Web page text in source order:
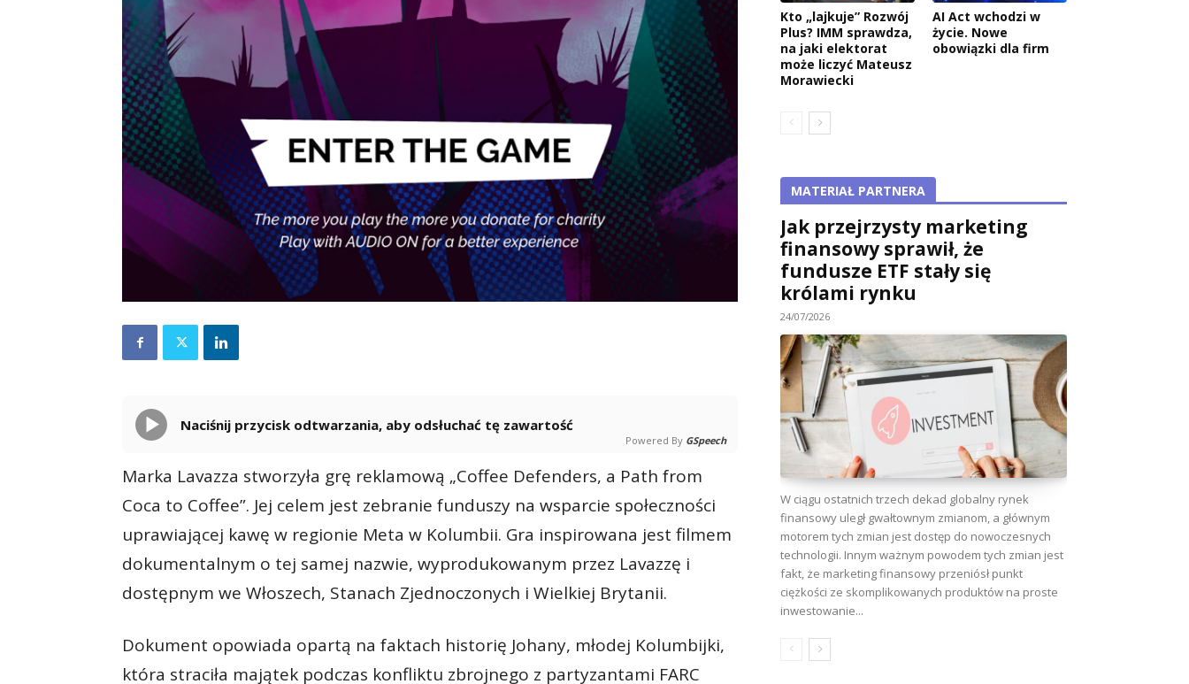
Naciśnij przycisk odtwarzania, aby odsłuchać tę zawartość
Powered By GSpeech
Marka Lavazza stworzyła grę reklamową „Coffee Defenders, a Path from
Coca to Coffee”. Jej celem jest zebranie funduszy na wsparcie społeczności
uprawiającej kawę w regionie Meta w Kolumbii. Gra inspirowana jest filmem
dokumentalnym o tej samej nazwie, wyprodukowanym przez Lavazzę i
dostępnym we Włoszech, Stanach Zjednoczonych i Wielkiej Brytanii.
Dokument opowiada opartą na faktach historię Johany, młodej Kolumbijki,
która straciła majątek podczas konfliktu zbrojnego z partyzantami FARC
Kto „lajkuje” Rozwój
Plus? IMM sprawdza,
na jaki elektorat
może liczyć Mateusz
Morawiecki
AI Act wchodzi w
życie. Nowe
obowiązki dla firm
MATERIAŁ PARTNERA
Jak przejrzysty marketing
finansowy sprawił, że
fundusze ETF stały się
królami rynku
24/07/2026
W ciągu ostatnich trzech dekad globalny rynek
finansowy uległ gwałtownym zmianom, a głównym
motorem tych zmian jest dostęp do nowoczesnych
technologii. Innym ważnym powodem tych zmian jest
fakt, że marketing finansowy przeniósł punkt
ciężkości ze skomplikowanych produktów na proste
inwestowanie...